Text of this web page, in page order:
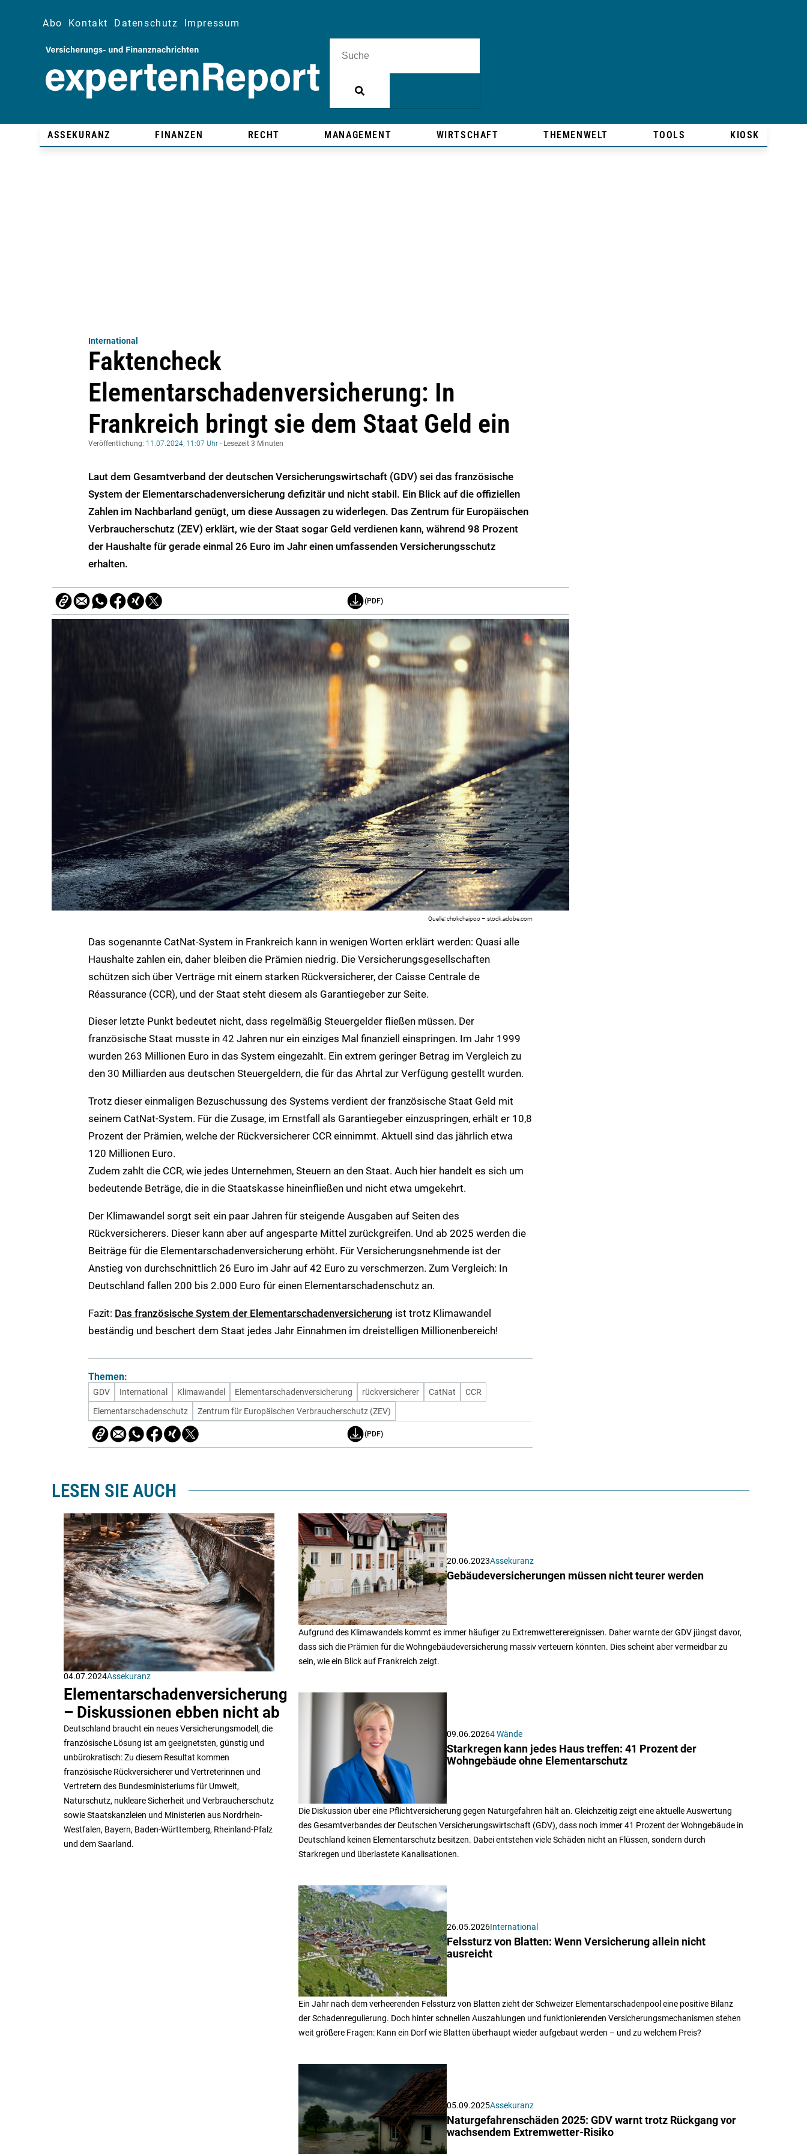
Abo Kontakt Datenschutz Impressum
ASSEKURANZ FINANZEN RECHT MANAGEMENT WIRTSCHAFT THEMENWELT TOOLS KIOSK
International
Faktencheck
Elementarschadenversicherung: In
Frankreich bringt sie dem Staat Geld ein
Veröffentlichung: 11.07.2024, 11:07 Uhr - Lesezeit 3 Minuten
Laut dem Gesamtverband der deutschen Versicherungswirtschaft (GDV) sei das französische
System der Elementarschadenversicherung defizitär und nicht stabil. Ein Blick auf die offiziellen
Zahlen im Nachbarland genügt, um diese Aussagen zu widerlegen. Das Zentrum für Europäischen
Verbraucherschutz (ZEV) erklärt, wie der Staat sogar Geld verdienen kann, während 98 Prozent
der Haushalte für gerade einmal 26 Euro im Jahr einen umfassenden Versicherungsschutz
erhalten.
(PDF)
chokchaipoo – stock.adobe.com
Das sogenannte CatNat-System in Frankreich kann in wenigen Worten erklärt werden: Quasi alle
Haushalte zahlen ein, daher bleiben die Prämien niedrig. Die Versicherungsgesellschaften
schützen sich über Verträge mit einem starken Rückversicherer, der Caisse Centrale de
Réassurance (CCR), und der Staat steht diesem als Garantiegeber zur Seite.
Dieser letzte Punkt bedeutet nicht, dass regelmäßig Steuergelder fließen müssen. Der
französische Staat musste in 42 Jahren nur ein einziges Mal finanziell einspringen. Im Jahr 1999
wurden 263 Millionen Euro in das System eingezahlt. Ein extrem geringer Betrag im Vergleich zu
den 30 Milliarden aus deutschen Steuergeldern, die für das Ahrtal zur Verfügung gestellt wurden.
Trotz dieser einmaligen Bezuschussung des Systems verdient der französische Staat Geld mit
seinem CatNat-System. Für die Zusage, im Ernstfall als Garantiegeber einzuspringen, erhält er 10,8
Prozent der Prämien, welche der Rückversicherer CCR einnimmt. Aktuell sind das jährlich etwa
120 Millionen Euro.
Zudem zahlt die CCR, wie jedes Unternehmen, Steuern an den Staat. Auch hier handelt es sich um
bedeutende Beträge, die in die Staatskasse hineinfließen und nicht etwa umgekehrt.
Der Klimawandel sorgt seit ein paar Jahren für steigende Ausgaben auf Seiten des
Rückversicherers. Dieser kann aber auf angesparte Mittel zurückgreifen. Und ab 2025 werden die
Beiträge für die Elementarschadenversicherung erhöht. Für Versicherungsnehmende ist der
Anstieg von durchschnittlich 26 Euro im Jahr auf 42 Euro zu verschmerzen. Zum Vergleich: In
Deutschland fallen 200 bis 2.000 Euro für einen Elementarschadenschutz an.
Fazit: Das französische System der Elementarschadenversicherung ist trotz Klimawandel
beständig und beschert dem Staat jedes Jahr Einnahmen im dreistelligen Millionenbereich!
Themen:
GDV International Klimawandel Elementarschadenversicherung rückversicherer CatNat
CCR
Elementarschadenschutz
Zentrum für Europäischen Verbraucherschutz (ZEV)
(PDF)
LESEN SIE AUCH
04.07.2024Assekuranz
Elementarschadenversicherungspflicht
– Diskussionen ebben nicht ab
Deutschland braucht ein neues Versicherungsmodell, die
französische Lösung ist am geeignetsten, günstig und
unbürokratisch: Zu diesem Resultat kommen
französische Rückversicherer und Vertreterinnen und
Vertretern des Bundesministeriums für Umwelt,
Naturschutz, nukleare Sicherheit und Verbraucherschutz
sowie Staatskanzleien und Ministerien aus Nordrhein-
Westfalen, Bayern, Baden-Württemberg, Rheinland-Pfalz
und dem Saarland.
20.06.2023Assekuranz
Gebäudeversicherungen müssen nicht teurer werden
Aufgrund des Klimawandels kommt es immer häufiger zu Extremwetterereignissen. Daher warnte der GDV jüngst davor,
dass sich die Prämien für die Wohngebäudeversicherung massiv verteuern könnten. Dies scheint aber vermeidbar zu
sein, wie ein Blick auf Frankreich zeigt.
09.06.20264 Wände
Starkregen kann jedes Haus treffen: 41 Prozent der
Wohngebäude ohne Elementarschutz
Die Diskussion über eine Pflichtversicherung gegen Naturgefahren hält an. Gleichzeitig zeigt eine aktuelle Auswertung
des Gesamtverbandes der Deutschen Versicherungswirtschaft (GDV), dass noch immer 41 Prozent der Wohngebäude in
Deutschland keinen Elementarschutz besitzen. Dabei entstehen viele Schäden nicht an Flüssen, sondern durch
Starkregen und überlastete Kanalisationen.
26.05.2026International
Felssturz von Blatten: Wenn Versicherung allein nicht
ausreicht
Ein Jahr nach dem verheerenden Felssturz von Blatten zieht der Schweizer Elementarschadenpool eine positive Bilanz
der Schadenregulierung. Doch hinter schnellen Auszahlungen und funktionierenden Versicherungsmechanismen stehen
weit größere Fragen: Kann ein Dorf wie Blatten überhaupt wieder aufgebaut werden – und zu welchem Preis?
05.09.2025Assekuranz
Naturgefahrenschäden 2025: GDV warnt trotz Rückgang vor
wachsendem Extremwetter-Risiko